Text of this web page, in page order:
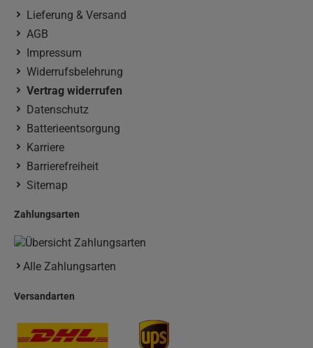
Lieferung & Versand
AGB
Impressum
Widerrufsbelehrung
Vertrag widerrufen
Datenschutz
Batterieentsorgung
Karriere
Barrierefreiheit
Sitemap
Zahlungsarten
Alle Zahlungsarten
Versandarten